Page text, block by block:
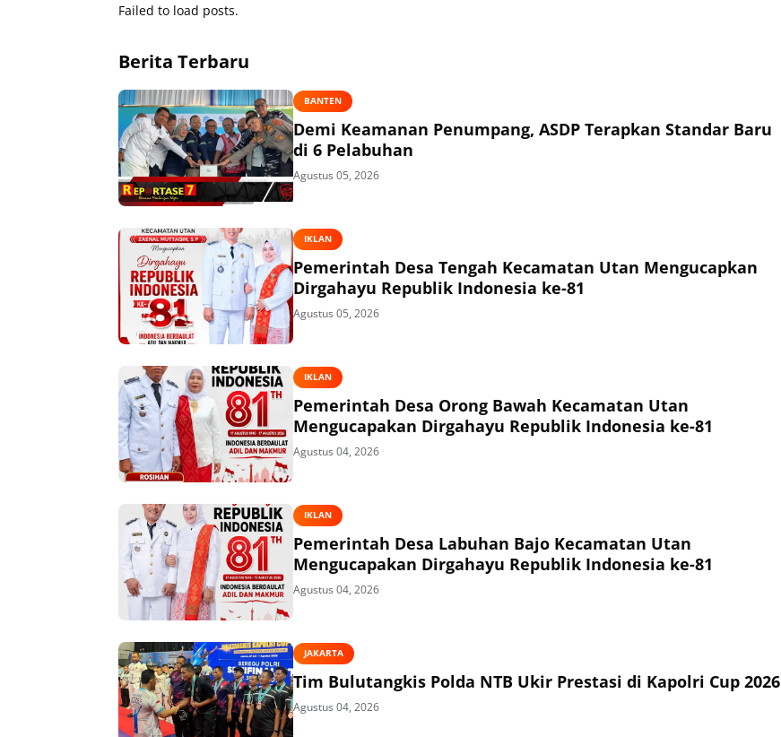
Failed to load posts.
Berita Terbaru
BANTEN
Demi Keamanan Penumpang, ASDP Terapkan Standar Baru
di 6 Pelabuhan
Agustus 05, 2026
IKLAN
Pemerintah Desa Tengah Kecamatan Utan Mengucapkan
Dirgahayu Republik Indonesia ke-81
Agustus 05, 2026
IKLAN
Pemerintah Desa Orong Bawah Kecamatan Utan
Mengucapakan Dirgahayu Republik Indonesia ke-81
Agustus 04, 2026
IKLAN
Pemerintah Desa Labuhan Bajo Kecamatan Utan
Mengucapakan Dirgahayu Republik Indonesia ke-81
Agustus 04, 2026
JAKARTA
Tim Bulutangkis Polda NTB Ukir Prestasi di Kapolri Cup 2026
Agustus 04, 2026